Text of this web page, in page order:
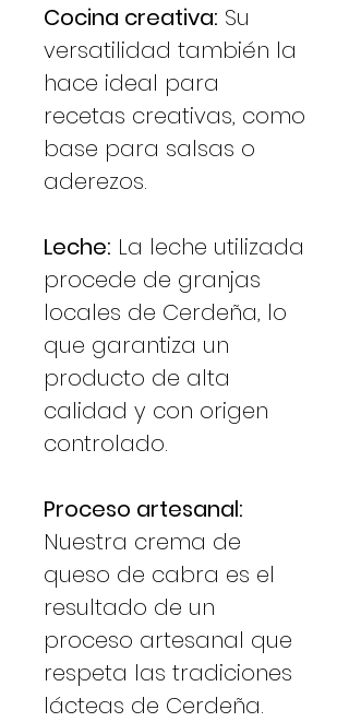
Cocina creativa: Su
versatilidad también la
hace ideal para
recetas creativas, como
base para salsas o
aderezos.
Leche: La leche utilizada
procede de granjas
locales de Cerdeña, lo
que garantiza un
producto de alta
calidad y con origen
controlado.
Proceso artesanal:
Nuestra crema de
queso de cabra es el
resultado de un
proceso artesanal que
respeta las tradiciones
lácteas de Cerdeña.